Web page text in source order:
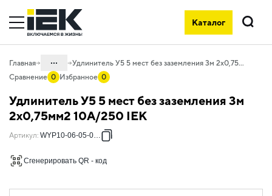
Каталог
Поиск
Главная ...
06. Изделия электроустановочные,
удлинители и силовые разъемы
06.02 Удлинители бытовые и сетевые
06.02.01.01 Удлинители бытовые
Удлинитель У5 5 мест без заземления 3м 2х0,75мм2 10А/250 IEK
Сравнение 0 Избранное 0
Удлинитель У5 5 мест без заземления 3м
2х0,75мм2 10А/250 IEK
Артикул: WYP10-06-05-03-N
Сгенерировать QR - код